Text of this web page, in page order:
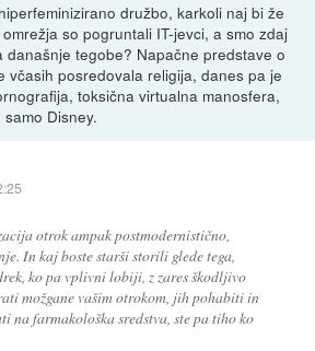
družbo, karkoli naj bi že
so pogruntali IT-jevci, a smo zdaj
današnje tegobe? Napačne predstave o
včasih posredovala religija, danes pa je
toksična virtualna manosfera,
Disney.
otrok ampak postmodernistično,
In kaj boste starši storili glede tega,
ko pa vplivni lobiji, z zares škodljivo
možgane vašim otrokom, jih pohabiti in
na farmakološka sredstva, ste pa tiho ko